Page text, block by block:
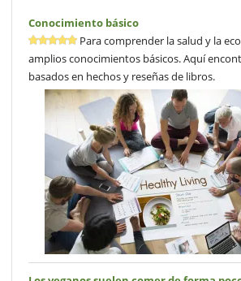
Conocimiento básico
Para comprender la salud y la
amplios conocimientos básicos. Aquí
basados en hechos y reseñas de libros.